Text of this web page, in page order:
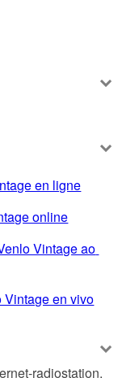
en ligne
online
Vintage ao
Vintage en vivo
radiostation.